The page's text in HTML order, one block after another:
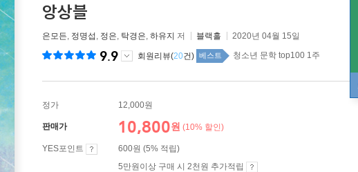
앙상블
은모든, 정명섭 , 정은, 탁경은, 하유지 저 블랙홀 2020년 04월 15일
9.9 회원리뷰(20건) 베스트 청소년 문학 top100 1주
정가 12,000원
판매가 10,800원 (10% 할인)
YES포인트
600원 (5% 적립)
5만원이상 구매 시 2천원 추가적립